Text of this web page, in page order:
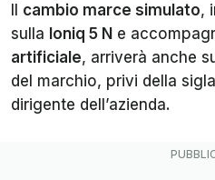
cambio marce simulato,
sulla Ioniq 5 N e
artificiale, arriverà anche
del marchio, privi della
dirigente dell’azienda.